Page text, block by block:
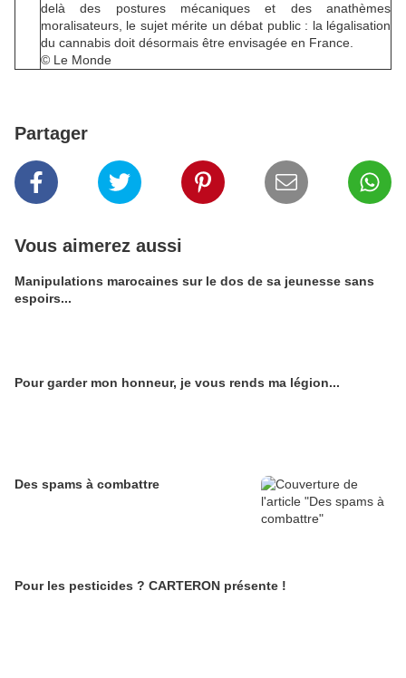
delà des postures mécaniques et des anathèmes
moralisateurs, le sujet mérite un débat public : la légalisation
du cannabis doit désormais être envisagée en France.
© Le Monde
Partager
Vous aimerez aussi
Manipulations marocaines sur le dos de sa jeunesse sans
espoirs...
Pour garder mon honneur, je vous rends ma légion...
Des spams à combattre
Pour les pesticides ? CARTERON présente !